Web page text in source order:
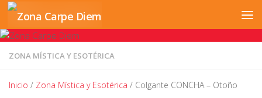
Saltar al contenido
ZONA MÍSTICA Y ESOTÉRICA
Inicio / Zona Mística y Esotérica / Colgante CONCHA – Otoño